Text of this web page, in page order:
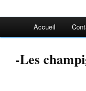
Accueil
-Les